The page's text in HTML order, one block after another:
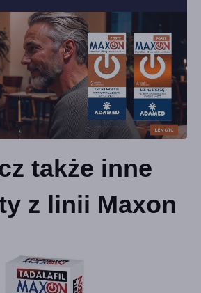
także inne
z linii Maxon